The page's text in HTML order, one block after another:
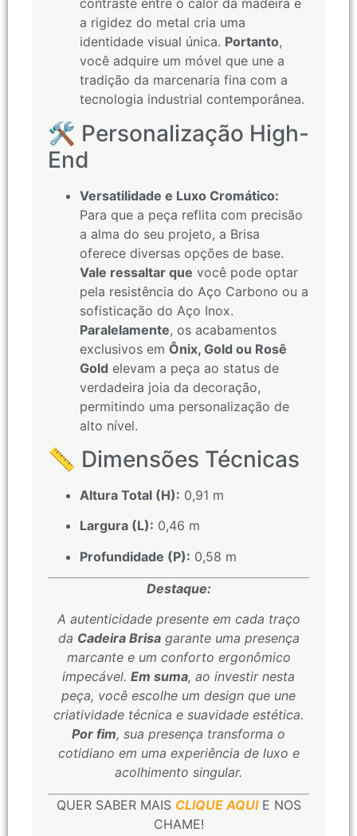
contraste entre o calor da madeira e
a rigidez do metal cria uma
identidade visual única. Portanto,
você adquire um móvel que une a
tradição da marcenaria fina com a
tecnologia industrial contemporânea.
🛠️ Personalização High-
End
Versatilidade e Luxo Cromático:
Para que a peça reflita com precisão
a alma do seu projeto, a Brisa
oferece diversas opções de base.
Vale ressaltar que você pode optar
pela resistência do Aço Carbono ou a
sofisticação do Aço Inox.
Paralelamente, os acabamentos
exclusivos em Ônix, Gold ou Rosê
Gold elevam a peça ao status de
verdadeira joia da decoração,
permitindo uma personalização de
alto nível.
📏 Dimensões Técnicas
Altura Total (H): 0,91 m
Largura (L): 0,46 m
Profundidade (P): 0,58 m
Destaque:
A autenticidade presente em cada traço
da Cadeira Brisagarante uma presença
marcante e um conforto ergonômico
impecável. Em suma, ao investir nesta
peça, você escolhe um design que une
criatividade técnica e suavidade estética.
Por fim, sua presença transforma o
cotidiano em uma experiência de luxo e
acolhimento singular.
QUER SABER MAIS CLIQUE AQUIE NOS
CHAME!